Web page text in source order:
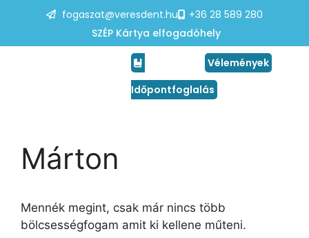
fogaszat@veresdent.hu
+36 28 589 280
SZÉP Kártya elfogadóhely
Időpontfoglalás
Vélemények
Márton
Mennék megint, csak már nincs több
bölcsességfogam amit ki kellene műteni.